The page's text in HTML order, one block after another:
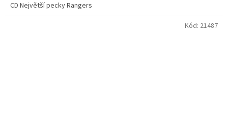
CD Největší pecky Rangers
Kód: 21487